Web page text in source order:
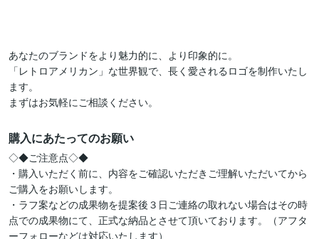
あなたのブランドをより魅力的に、より印象的に。
「レトロアメリカン」な世界観で、長く愛されるロゴを制作いたし
ます。
まずはお気軽にご相談ください。
購入にあたってのお願い
◇◆ご注意点◇◆
・購入いただく前に、内容をご確認いただきご理解いただいてから
ご購入をお願いします。
・ラフ案などの成果物を提案後３日ご連絡の取れない場合はその時
点での成果物にて、正式な納品とさせて頂いております。（アフタ
ーフォローなどは対応いたします）